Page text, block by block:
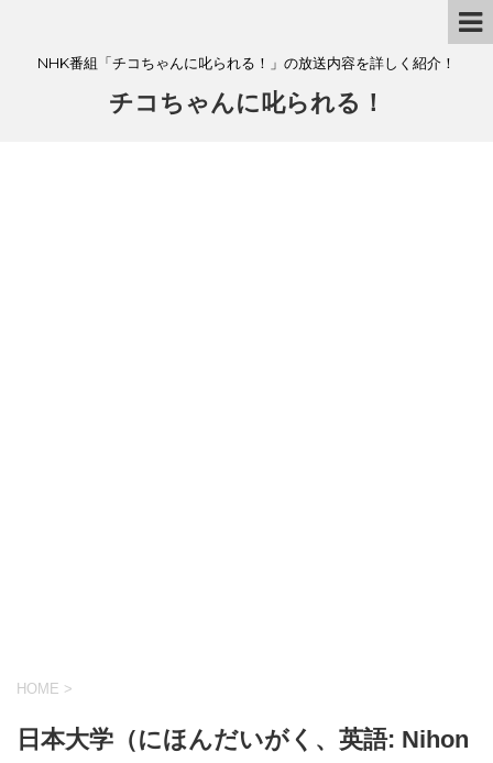
NHK番組「チコちゃんに叱られる！」の放送内容を詳しく紹介！
チコちゃんに叱られる！
HOME >
日本大学（にほんだいがく、英語: Nihon